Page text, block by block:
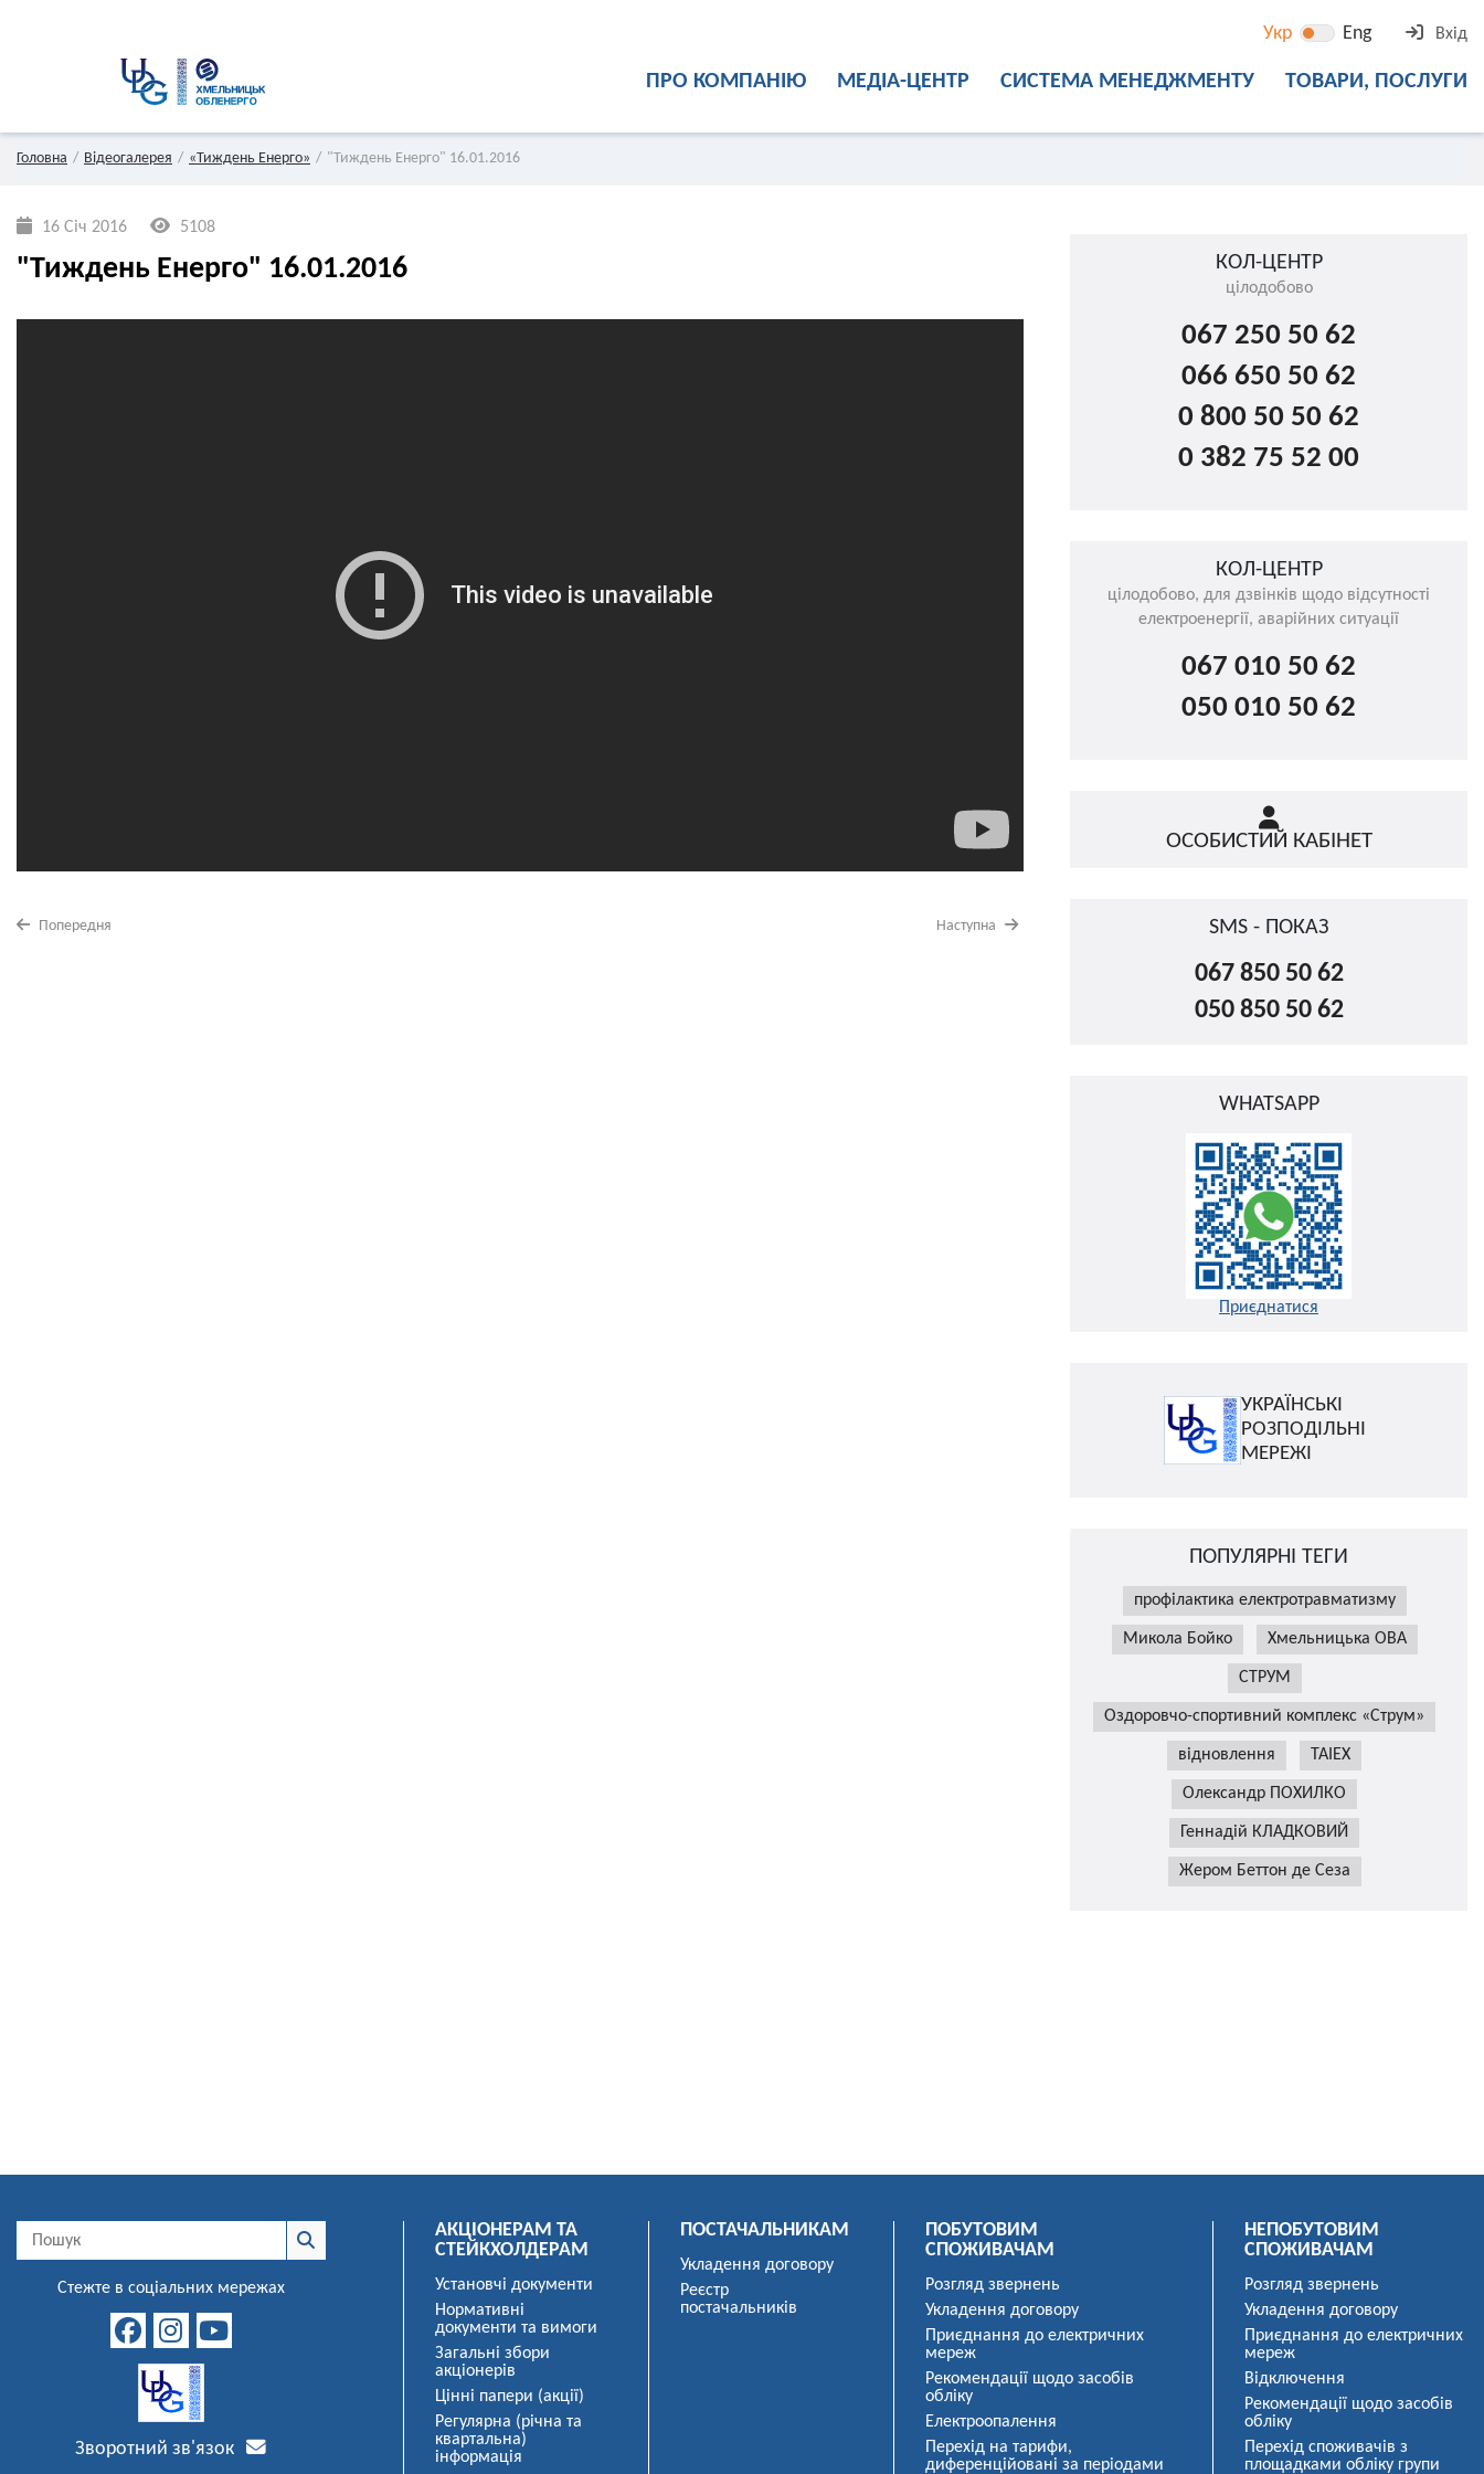
Укр Eng Вхід
ПРО КОМПАНІЮ МЕДІА-ЦЕНТР СИСТЕМА МЕНЕДЖМЕНТУ ТОВАРИ, ПОСЛУГИ
Головна Відеогалерея «Тиждень Енерго» "Тиждень Енерго" 16.01.2016
16 Січ 2016 5108
"Тиждень Енерго" 16.01.2016
Попередня Наступна
КОЛ-ЦЕНТР
цілодобово
067 250 50 62
066 650 50 62
0 800 50 50 62
0 382 75 52 00
КОЛ-ЦЕНТР
цілодобово, для дзвінків щодо відсутності
електроенергії, аварійних ситуації
067 010 50 62
050 010 50 62
ОСОБИСТИЙ КАБІНЕТ
SMS - ПОКАЗ
067 850 50 62
050 850 50 62
WHATSAPP
Приєднатися
УКРАЇНСЬКІ
РОЗПОДІЛЬНІ
МЕРЕЖІ
ПОПУЛЯРНІ ТЕГИ
профілактика електротравматизму
Микола Бойко Хмельницька ОВА
СТРУМ
Оздоровчо-спортивний комплекс «Струм»
відновлення TAIEX
Олександр ПОХИЛКО
Геннадій КЛАДКОВИЙ
Жером Беттон де Сеза
Стежте в соціальних мережах
Зворотний зв'язок
АКЦІОНЕРАМ ТА
СТЕЙКХОЛДЕРАМ
Установчі документи
Нормативні
документи та вимоги
Загальні збори
акціонерів
Цінні папери (акції)
Регулярна (річна та
квартальна)
інформація
ПОСТАЧАЛЬНИКАМ
Укладення договору
Реєстр
постачальників
ПОБУТОВИМ
СПОЖИВАЧАМ
Розгляд звернень
Укладення договору
Приєднання до електричних
мереж
Рекомендації щодо засобів
обліку
Електроопалення
Перехід на тарифи,
диференційовані за періодами
НЕПОБУТОВИМ
СПОЖИВАЧАМ
Розгляд звернень
Укладення договору
Приєднання до електричних
мереж
Відключення
Рекомендації щодо засобів
обліку
Перехід споживачів з
площадками обліку групи